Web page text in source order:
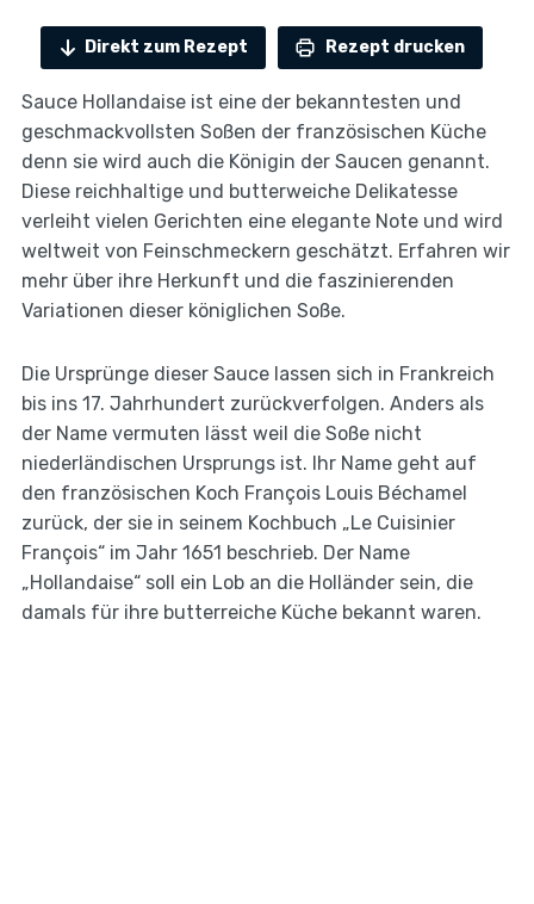
Direkt zum Rezept Rezept drucken
Sauce Hollandaise ist eine der bekanntesten und
geschmackvollsten Soßen der französischen Küche
denn sie wird auch die Königin der Saucen genannt.
Diese reichhaltige und butterweiche Delikatesse
verleiht vielen Gerichten eine elegante Note und wird
weltweit von Feinschmeckern geschätzt. Erfahren wir
mehr über ihre Herkunft und die faszinierenden
Variationen dieser königlichen Soße.
Die Ursprünge dieser Sauce lassen sich in Frankreich
bis ins 17. Jahrhundert zurückverfolgen. Anders als
der Name vermuten lässt weil die Soße nicht
niederländischen Ursprungs ist. Ihr Name geht auf
den französischen Koch François Louis Béchamel
zurück, der sie in seinem Kochbuch „Le Cuisinier
François“ im Jahr 1651 beschrieb. Der Name
„Hollandaise“ soll ein Lob an die Holländer sein, die
damals für ihre butterreiche Küche bekannt waren.